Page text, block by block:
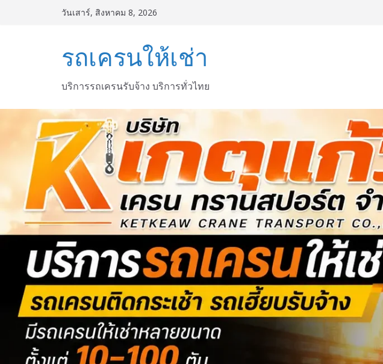
วันเสาร์, สิงหาคม 8, 2026
รถเครนให้เช่า
บริการรถเครนรับจ้าง บริการทั่วไทย